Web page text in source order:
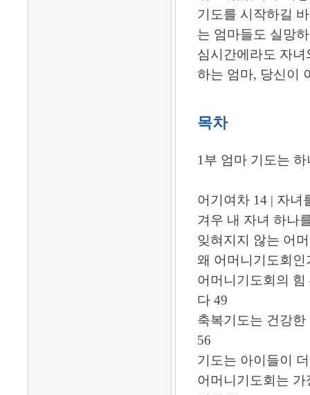
기도를 시작하길
는 엄마들도 실망
심시간에라도 자
하는 엄마, 당신이
목차
1부 엄마 기도는
어기여차 14 | 자녀
겨우 내 자녀 하나
잊혀지지 않는 어
왜 어머니기도회인
어머니기도회의
다 49
축복기도는 건강
56
기도는 아이들이
어머니기도회는